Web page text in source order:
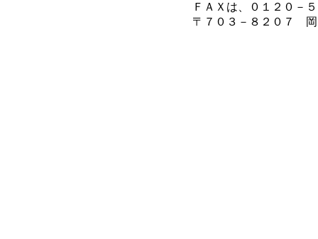
ＦＡＸは、０１２０－５４
〒７０３－８２０７ 岡山県